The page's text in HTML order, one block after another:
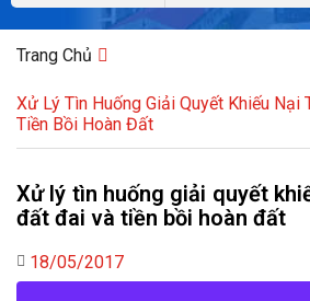
Trang Chủ
Xử Lý Tìn Huống Giải Quyết Khiếu Nại
Tiền Bồi Hoàn Đất
Xử lý tìn huống giải quyết
đất đai và tiền bồi hoàn đất
18/05/2017